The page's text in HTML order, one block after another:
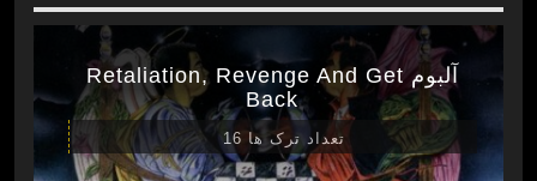
آلبوم Retaliation, Revenge And Get
Back
تعداد ترک ها 16